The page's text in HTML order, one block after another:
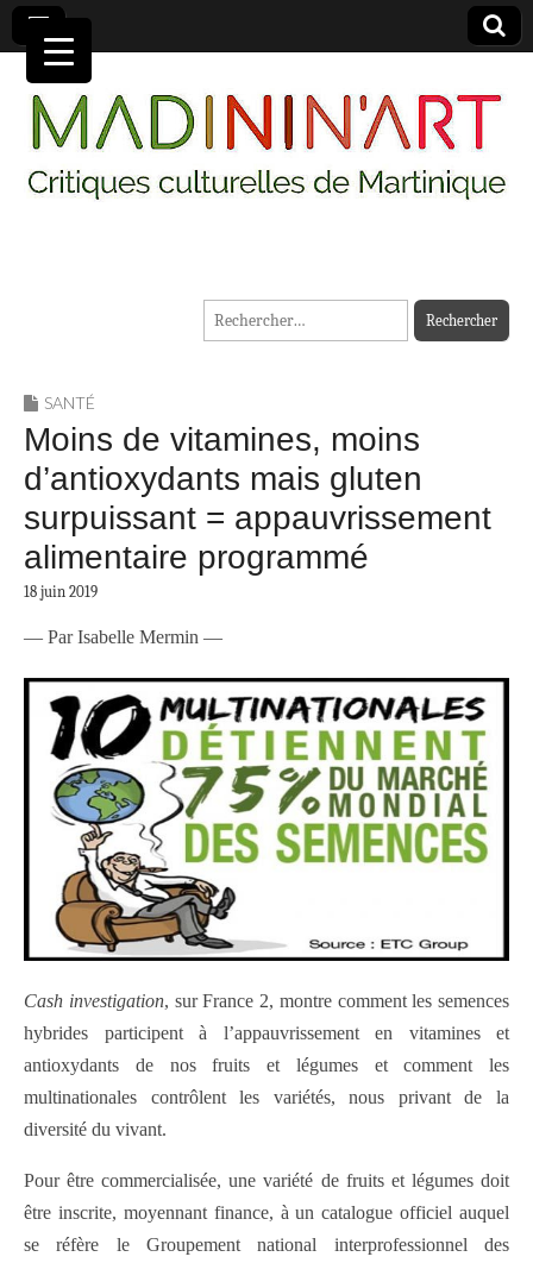
MADININ'ART
Rechercher :
SANTÉ
Moins de vitamines, moins
d’antioxydants mais gluten
surpuissant = appauvrissement
alimentaire programmé
18 juin 2019
— Par Isabelle Mermin —
Cash investigation, sur France 2, montre comment les semences
hybrides participent à l’appauvrissement en vitamines et
antioxydants de nos fruits et légumes et comment les
multinationales contrôlent les variétés, nous privant de la
diversité du vivant.
Pour être commercialisée, une variété de fruits et légumes doit
être inscrite, moyennant finance, à un catalogue officiel auquel
se réfère le Groupement national interprofessionnel des